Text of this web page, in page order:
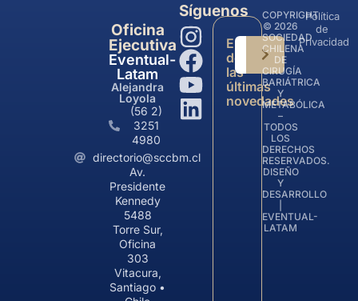
Oficina
Ejecutiva
Eventual-
Latam
Alejandra
Loyola
(56 2)
3251
4980
directorio@sccbm.cl
Av.
Presidente
Kennedy
5488
Torre Sur,
Oficina
303
Vitacura,
Santiago •
Síguenos
Entérate
de
las
últimas
novedades
COPYRIGHT
© 2026
SOCIEDAD
CHILENA
DE
CIRUGÍA
BARIÁTRICA
Y
METABÓLICA
–
TODOS
LOS
DERECHOS
RESERVADOS.
DISEÑO
Y
DESARROLLO
EVENTUAL-
LATAM
Política
de
Privacidad